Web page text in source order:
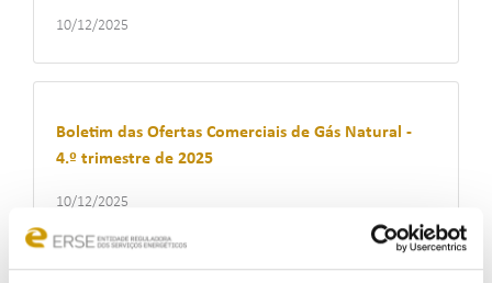
10/12/2025
Boletim das Ofertas Comerciais de Gás Natural -
4.º trimestre de 2025
10/12/2025